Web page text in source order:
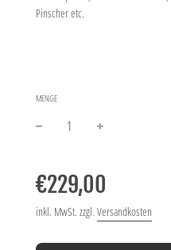
Pinscher etc.
MENGE
Preis
€229,00
inkl. MwSt. zzgl. Versandkosten